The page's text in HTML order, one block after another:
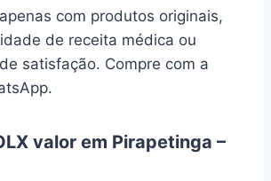
com produtos originais,
de receita médica ou
satisfação. Compre com a
valor em Pirapetinga –